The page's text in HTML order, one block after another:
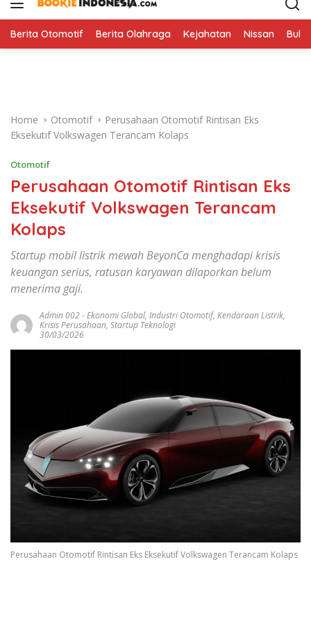
p
o
Berita Otomotif Berita Olahraga Kejahatan Nissan
Home Otomotif
Perusahaan Otomotif Rintisan Eks
Eksekutif Volkswagen Terancam Kolaps
Otomotif
Perusahaan Otomotif Rintisan Eks
Eksekutif Volkswagen Terancam
Kolaps
Startup mobil listrik mewah BeyonCa menghadapi krisis
keuangan serius, ratusan karyawan dilaporkan belum
menerima gaji.
Admin 002-Ekonomi Global, Industri Otomotif, Kendaraan Listrik,
Krisis Perusahaan, Startup Teknologi
30/03/2026
Perusahaan Otomotif Rintisan Eks Eksekutif Volkswagen Terancam Kolaps